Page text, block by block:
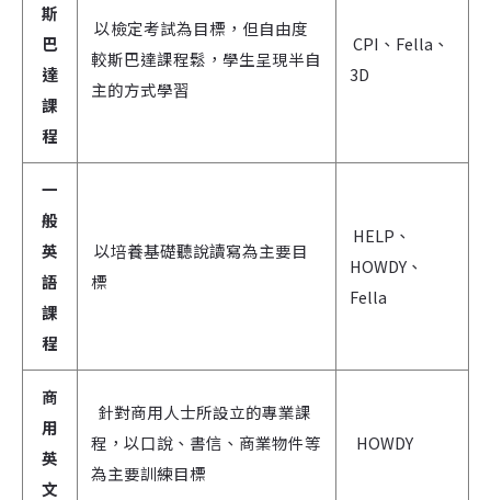
斯
巴
達
課
程
以檢定考試為目標，但自由度
較斯巴達課程鬆，學生呈現半自
主的方式學習
CPI、Fella、
3D
一
般
英
語
課
程
以培養基礎聽說讀寫為主要目
標
HELP、
HOWDY、
Fella
商
用
英
文
針對商用人士所設立的專業課
程，以口說、書信、商業物件等
為主要訓練目標
HOWDY